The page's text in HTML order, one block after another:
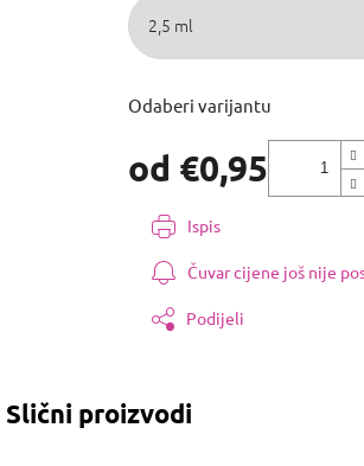
od €0,95
cijenu:
Odaberi varijantu
Ispis
Čuvar cijene još nije
Podijeli
Slični proizvodi